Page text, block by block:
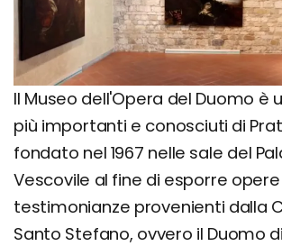
Il Museo dell'Opera del Duomo è
più importanti e conosciuti di
fondato nel 1967 nelle sale del
Vescovile al fine di esporre
testimonianze provenienti dalla
Santo Stefano, ovvero il Duomo